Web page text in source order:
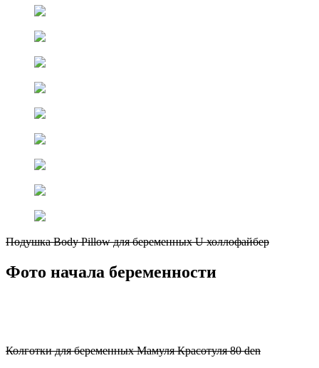
Подушка Body Pillow для беременных U холлофайбер
Фото начала беременности
Колготки для беременных Мамуля Красотуля 80 den